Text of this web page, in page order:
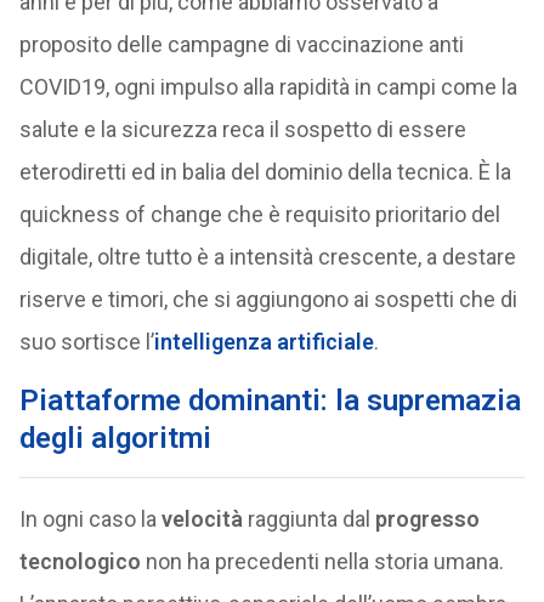
proposito delle campagne di vaccinazione anti
COVID19, ogni impulso alla rapidità in campi come la
salute e la sicurezza reca il sospetto di essere
eterodiretti ed in balia del dominio della tecnica. È la
quickness of change che è requisito prioritario del
digitale, oltre tutto è a intensità crescente, a destare
riserve e timori, che si aggiungono ai sospetti che di
suo sortisce l’intelligenza artificiale.
Piattaforme dominanti: la supremazia
degli algoritmi
In ogni caso la velocità raggiunta dal progresso
tecnologico non ha precedenti nella storia umana.